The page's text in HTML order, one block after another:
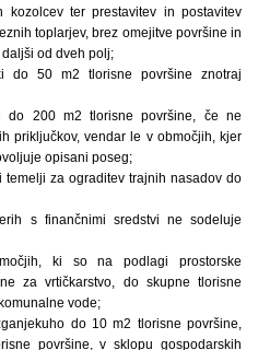
kozolcev ter prestavitev in postavitev
toplarjev, brez omejitve površine in
od dveh polj;
do 50 m2 tlorisne površine znotraj
do 200 m2 tlorisne površine, če ne
priključkov, vendar le v območjih, kjer
opisani poseg;
za ograditev trajnih nasadov do
s finančnimi sredstvi ne sodeluje
ki so na podlagi prostorske
za vrtičkarstvo, do skupne tlorisne
vode;
do 10 m2 tlorisne površine,
površine, v sklopu gospodarskih